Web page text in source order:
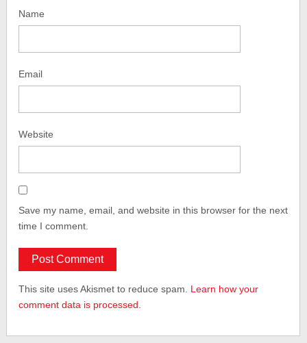
Name
Email
Website
Save my name, email, and website in this browser for the next
time I comment.
This site uses Akismet to reduce spam. Learn how your
comment data is processed